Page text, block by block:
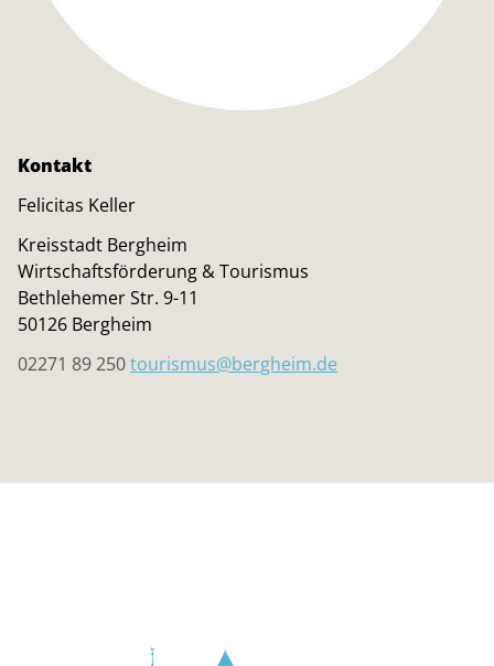
Kontakt
Felicitas Keller
Kreisstadt Bergheim
Wirtschaftsförderung & Tourismus
Bethlehemer Str. 9-11
50126 Bergheim
02271 89 250tourismus@bergheim.de